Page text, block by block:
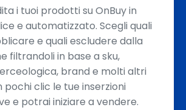
i tuoi prodotti su OnBuy in
e automatizzato. Scegli quali
e quali escludere dalla
filtrandoli in base a sku,
brand e molti altri
pochi clic le tue inserzioni
e potrai iniziare a vendere.